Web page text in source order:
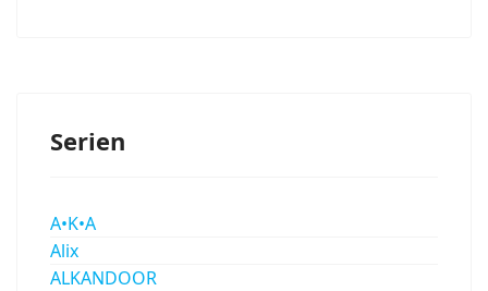
Serien
A•K•A
Alix
ALKANDOOR